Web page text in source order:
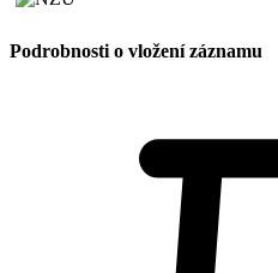
Podrobnosti o vložení záznamu